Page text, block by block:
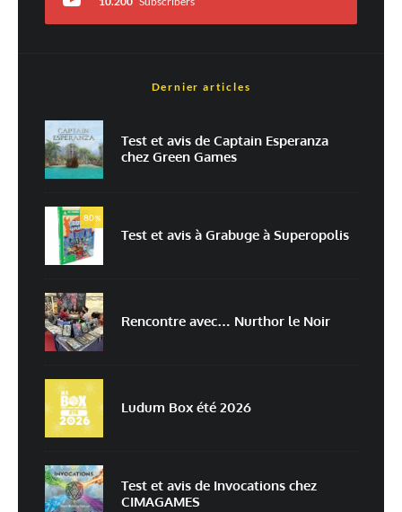
E-mail*
Enregistrer mon nom, mon e-mail et mon site dans le navigateur pour
mon prochain commentaire.
Prévenez-moi de tous les nouveaux commentaires par e-mail.
Prévenez-moi de tous les nouveaux articles par e-mail.
traitées
Dernier articles
Test et avis de Captain Esperanza
chez Green Games
80%
Test et avis à Grabuge à Superopolis
Rencontre avec… Nurthor le Noir
Ludum Box été 2026
Test et avis de Invocations chez
CIMAGAMES